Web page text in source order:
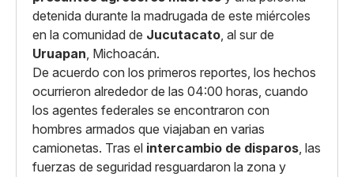
detenida durante la madrugada de este miércoles
en la comunidad de Jucutacato, al sur de
Uruapan, Michoacán.
De acuerdo con los primeros reportes, los hechos
ocurrieron alrededor de las 04:00 horas, cuando
los agentes federales se encontraron con
hombres armados que viajaban en varias
camionetas. Tras el intercambio de disparos, las
fuerzas de seguridad resguardaron la zona y